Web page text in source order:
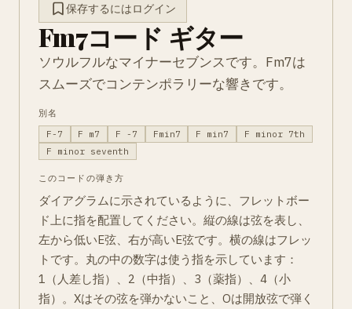
保存するにはログイン
Fm7コード ギター
ソウルフルなマイナーセブンスです。Fm7は
スムーズでコンテンポラリーな響きです。
別名
F-7
F m7 F -7 Fmin7 F min7
F minor 7th
F minor seventh
このコードの弾き方
ダイアグラムに示されているように、フレットボー
ド上に指を配置してください。縦の線は弦を表し、
左から低いE弦、右が高いE弦です。横の線はフレッ
トです。丸の中の数字は使う指を示しています：
1（人差し指）、2（中指）、3（薬指）、4（小
指）。Xはその弦を弾かないこと、Oは開放弦で弾く